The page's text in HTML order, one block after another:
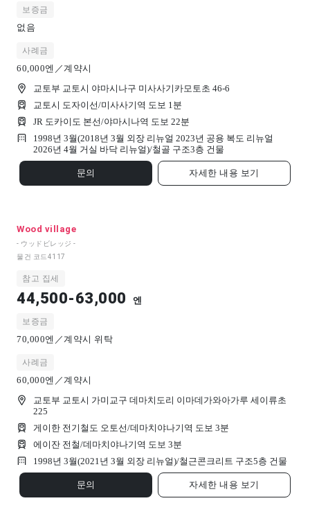
보증금
없음
사례금
60,000엔／계약시
교토부 교토시 야마시나구 미사사기카모토초 46-6
교토시 도자이선/미사사기역 도보 1분
JR 도카이도 본선/야마시나역 도보 22분
1998년 3월(2018년 3월 외장 리뉴얼 2023년 공용 복도 리뉴얼
2026년 4월 거실 바닥 리뉴얼)/철골 구조3층 건물
문의 자세한 내용 보기
Wood village
- ウッドビレッジ -
물건 코드 4117
참고 집세
44,500-63,000 엔
보증금
70,000엔／계약시 위탁
사례금
60,000엔／계약시
교토부 교토시 가미교구 데마치도리 이마데가와아가루 세이류초
225
게이한 전기철도 오토선/데마치야나기역 도보 3분
에이잔 전철/데마치야나기역 도보 3분
1998년 3월(2021년 3월 외장 리뉴얼)/철근콘크리트 구조5층 건물
문의 자세한 내용 보기